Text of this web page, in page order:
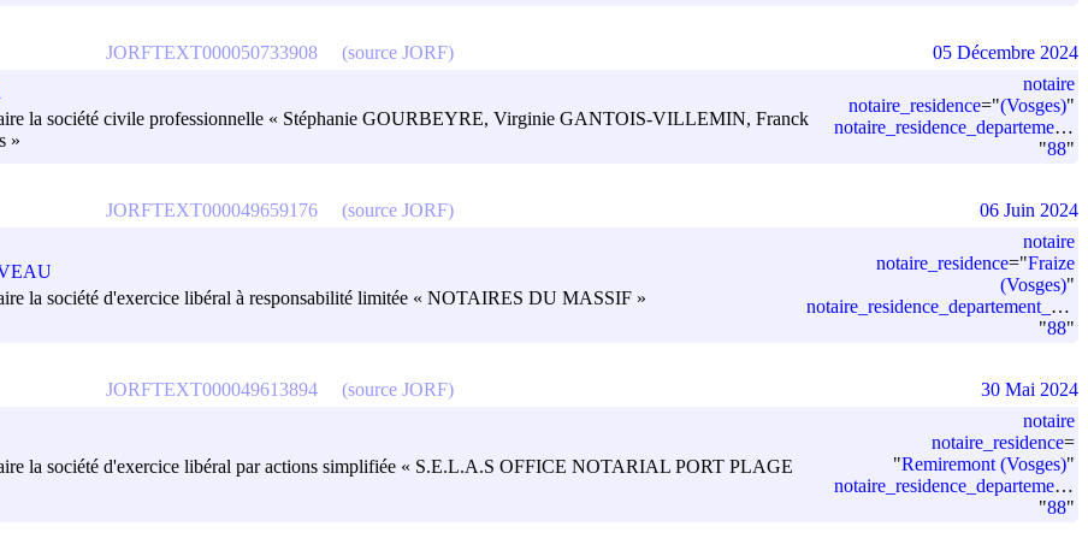
la société civile professionnelle « Stéphanie GOURBEYRE, Virginie GANTOIS-VILLEMIN, Franck
»
notaire
notaire_residence="(Vosges)"
notaire_residence_departement_code
"88"
JORFTEXT000050733908 (source JORF) 05 Décembre 2024
la société d'exercice libéral à responsabilité limitée « NOTAIRES DU MASSIF »
notaire
notaire_residence="Fraize
(Vosges)"
notaire_residence_departement_code
"88"
JORFTEXT000049659176 (source JORF) 06 Juin 2024
la société d'exercice libéral par actions simplifiée « S.E.L.A.S OFFICE NOTARIAL PORT PLAGE
notaire
notaire_residence=
"Remiremont (Vosges)"
notaire_residence_departement_code
"88"
JORFTEXT000049613894 (source JORF) 30 Mai 2024